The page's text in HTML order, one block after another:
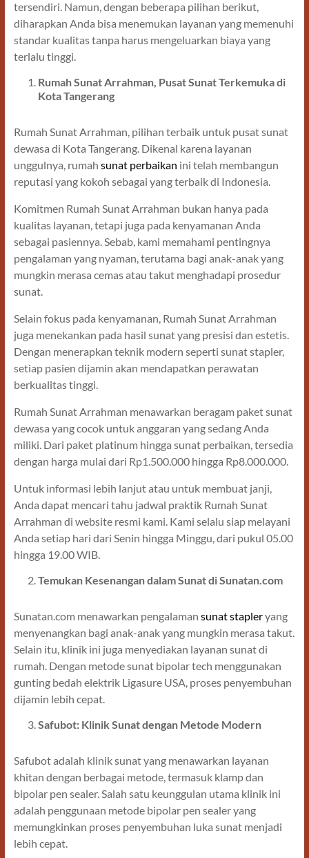
tersendiri. Namun, dengan beberapa pilihan berikut,
diharapkan Anda bisa menemukan layanan yang memenuhi
standar kualitas tanpa harus mengeluarkan biaya yang
terlalu tinggi.
Rumah Sunat Arrahman, Pusat Sunat Terkemuka di
Kota Tangerang
Rumah Sunat Arrahman, pilihan terbaik untuk pusat sunat
dewasa di Kota Tangerang. Dikenal karena layanan
unggulnya, rumah sunat perbaikan ini telah membangun
reputasi yang kokoh sebagai yang terbaik di Indonesia.
Komitmen Rumah Sunat Arrahman bukan hanya pada
kualitas layanan, tetapi juga pada kenyamanan Anda
sebagai pasiennya. Sebab, kami memahami pentingnya
pengalaman yang nyaman, terutama bagi anak-anak yang
mungkin merasa cemas atau takut menghadapi prosedur
sunat.
Selain fokus pada kenyamanan, Rumah Sunat Arrahman
juga menekankan pada hasil sunat yang presisi dan estetis.
Dengan menerapkan teknik modern seperti sunat stapler,
setiap pasien dijamin akan mendapatkan perawatan
berkualitas tinggi.
Rumah Sunat Arrahman menawarkan beragam paket sunat
dewasa yang cocok untuk anggaran yang sedang Anda
miliki. Dari paket platinum hingga sunat perbaikan, tersedia
dengan harga mulai dari Rp1.500.000 hingga Rp8.000.000.
Untuk informasi lebih lanjut atau untuk membuat janji,
Anda dapat mencari tahu jadwal praktik Rumah Sunat
Arrahman di website resmi kami. Kami selalu siap melayani
Anda setiap hari dari Senin hingga Minggu, dari pukul 05.00
hingga 19.00 WIB.
Temukan Kesenangan dalam Sunat di Sunatan.com
Sunatan.com menawarkan pengalaman sunat stapleryang
menyenangkan bagi anak-anak yang mungkin merasa takut.
Selain itu, klinik ini juga menyediakan layanan sunat di
rumah. Dengan metode sunat bipolar tech menggunakan
gunting bedah elektrik Ligasure USA, proses penyembuhan
dijamin lebih cepat.
Safubot: Klinik Sunat dengan Metode Modern
Safubot adalah klinik sunat yang menawarkan layanan
khitan dengan berbagai metode, termasuk klamp dan
bipolar pen sealer. Salah satu keunggulan utama klinik ini
adalah penggunaan metode bipolar pen sealer yang
memungkinkan proses penyembuhan luka sunat menjadi
lebih cepat.